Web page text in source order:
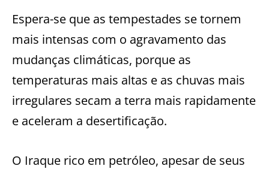
Espera-se que as tempestades se tornem
mais intensas com o agravamento das
mudanças climáticas, porque as
temperaturas mais altas e as chuvas mais
irregulares secam a terra mais rapidamente
e aceleram a desertificação.
O Iraque rico em petróleo, apesar de seus